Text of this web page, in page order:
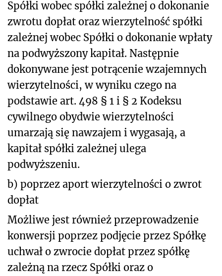
Spółki wobec spółki zależnej o dokonanie
zwrotu dopłat oraz wierzytelność spółki
zależnej wobec Spółki o dokonanie wpłaty
na podwyższony kapitał. Następnie
dokonywane jest potrącenie wzajemnych
wierzytelności, w wyniku czego na
podstawie art. 498 § 1 i § 2 Kodeksu
cywilnego obydwie wierzytelności
umarzają się nawzajem i wygasają, a
kapitał spółki zależnej ulega
podwyższeniu.
b) poprzez aport wierzytelności o zwrot
dopłat
Możliwe jest również przeprowadzenie
konwersji poprzez podjęcie przez Spółkę
uchwał o zwrocie dopłat przez spółkę
zależną na rzecz Spółki oraz o